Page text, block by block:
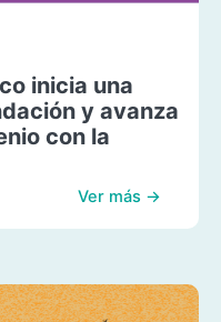
inicia una
y avanza
con la
Ver más →